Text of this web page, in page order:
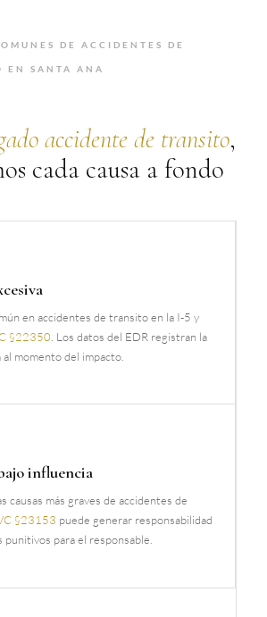
DE ACCIDENTES DE
EN SANTA ANA
accidente de transito,
cada causa a fondo
en accidentes de transito en la I-5 y
§22350 . Los datos del EDR registran la
momento del impacto.
influencia
causas más graves de accidentes de
§23153 puede generar responsabilidad
punitivos para el responsable.